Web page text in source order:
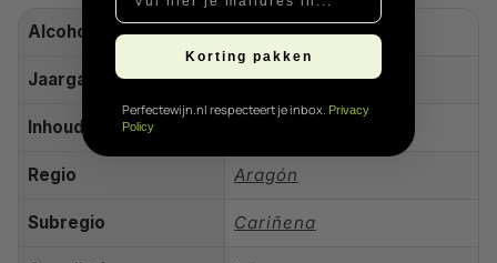
Alcoholpercentage 13.0%
Jaargang 2025
Inhoud
Regio Aragón
Subregio Cariñena
Korting pakken
Perfectewijn.nl respecteert je inbox. Privacy
Policy